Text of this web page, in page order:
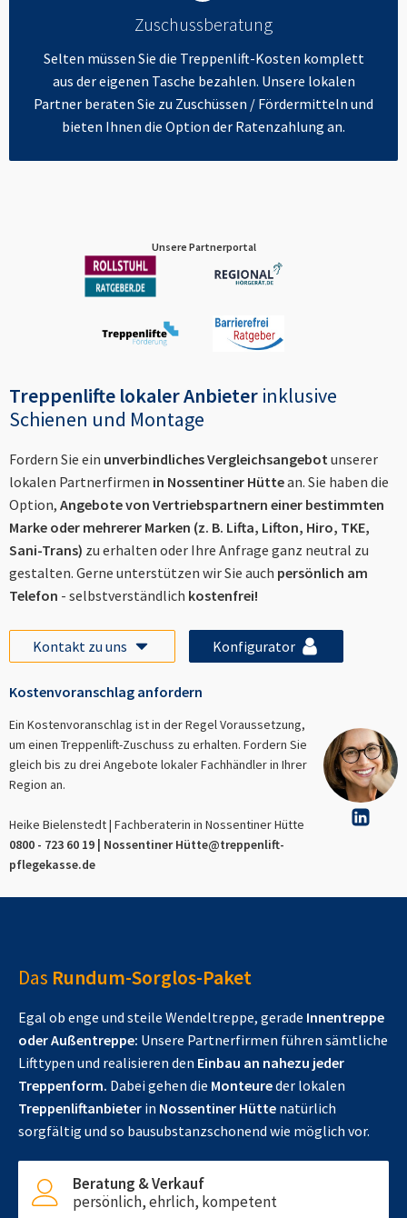
Zuschussberatung
Selten müssen Sie die Treppenlift-Kosten komplett
aus der eigenen Tasche bezahlen. Unsere lokalen
Partner beraten Sie zu Zuschüssen / Fördermitteln und
bieten Ihnen die Option der Ratenzahlung an.
Unsere Partnerportal
Treppenlifte lokaler Anbieter inklusive
Schienen und Montage
Fordern Sie ein unverbindliches Vergleichsangebotunserer
lokalen Partnerfirmen in Nossentiner Hüttean. Sie haben die
Option, Angebote von Vertriebspartnern einer bestimmten
Marke oder mehrerer Marken (z. B. Lifta, Lifton, Hiro, TKE,
Sani-Trans) zu erhalten oder Ihre Anfrage ganz neutral zu
gestalten. Gerne unterstützen wir Sie auch persönlich am
Telefon - selbstverständlich kostenfrei!
Kontakt zu uns Konfigurator
Kostenvoranschlag anfordern
Ein Kostenvoranschlag ist in der Regel Voraussetzung,
um einen Treppenlift-Zuschuss zu erhalten. Fordern Sie
gleich bis zu drei Angebote lokaler Fachhändler in Ihrer
Region an.
Heike Bielenstedt | Fachberaterin in Nossentiner Hütte
0800 - 723 60 19 | Nossentiner Hütte@treppenlift-
pflegekasse.de
Das Rundum-Sorglos-Paket
Egal ob enge und steile Wendeltreppe, gerade Innentreppe
oder Außentreppe: Unsere Partnerfirmen führen sämtliche
Lifttypen und realisieren den Einbau an nahezu jeder
Treppenform. Dabei gehen die Monteureder lokalen
Treppenliftanbieter in Nossentiner Hütte natürlich
sorgfältig und so bausubstanzschonend wie möglich vor.
Beratung & Verkauf
persönlich, ehrlich, kompetent